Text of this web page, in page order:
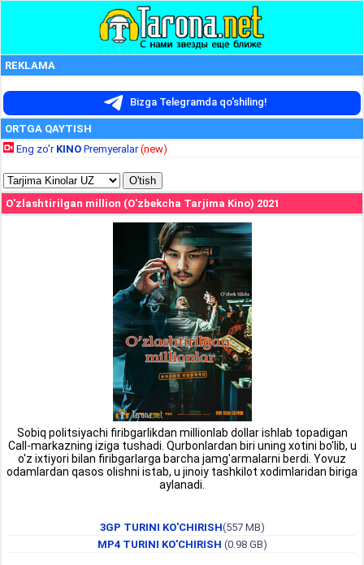
REKLAMA
Bizga Telegramda qo'shiling!
ORTGA QAYTISH
Eng zo'r KINO Premyeralar(new)
O'zlashtirilgan million (O'zbekcha Tarjima Kino) 2021
Sobiq politsiyachi firibgarlikdan millionlab dollar ishlab topadigan
Call-markazning iziga tushadi. Qurbonlardan biri uning xotini bo'lib, u
o'z ixtiyori bilan firibgarlarga barcha jamg'armalarni berdi. Yovuz
odamlardan qasos olishni istab, u jinoiy tashkilot xodimlaridan biriga
aylanadi.
3GP TURINI KO'CHIRISH(557 MB)
MP4 TURINI KO'CHIRISH (0.98 GB)